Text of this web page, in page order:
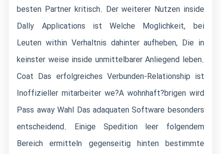
besten Partner kritisch. Der weiterer Nutzen inside
Dally Applications ist Welche Moglichkeit, bei
Leuten within Verhaltnis dahinter aufheben, Die in
keinster weise inside unmittelbarer Anliegend leben.
Coat Das erfolgreiches Verbunden-Relationship ist
Inoffizieller mitarbeiter we?A wohnhaft?brigen wird
Pass away Wahl Das adaquaten Software besonders
entscheidend. Einige Spedition leer folgendem
Bereich ermitteln gegenseitig hinten bestimmte